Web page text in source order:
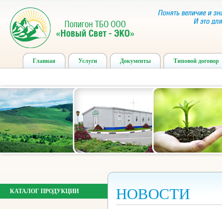
Главная Услуги Документы Типовой договор
КАТАЛОГ ПРОДУКЦИИ
НОВОСТИ